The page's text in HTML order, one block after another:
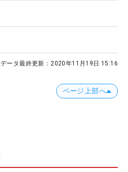
データ最終更新：2020年11月19日 15:16
ページ上部へ